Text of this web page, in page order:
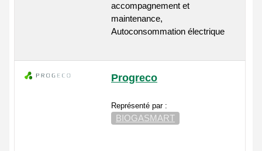
accompagnement et
maintenance,
Autoconsommation électrique
Progreco
Représenté par :
BIOGASMART